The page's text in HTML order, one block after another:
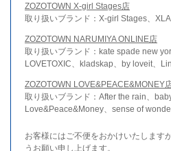
ZOZOTOWN X-girl Stages店
取り扱いブランド：X-girl Stages、
ZOZOTOWN NARUMIYA ONLINE店
取り扱いブランド：kate spade new
LOVETOXIC、kladskap、by loveit、
ZOZOTOWN LOVE&PEACE&MONEY
取り扱いブランド：After the rain、
Love&Peace&Money、sense of
お客様にはご不便をおかけいたします
うお願い申し上げます。